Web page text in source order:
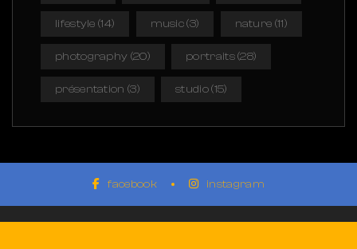
lifestyle (14) music(3) nature (11)
photography (20) portraits(28)
présentation (3) studio(15)
facebook instagram